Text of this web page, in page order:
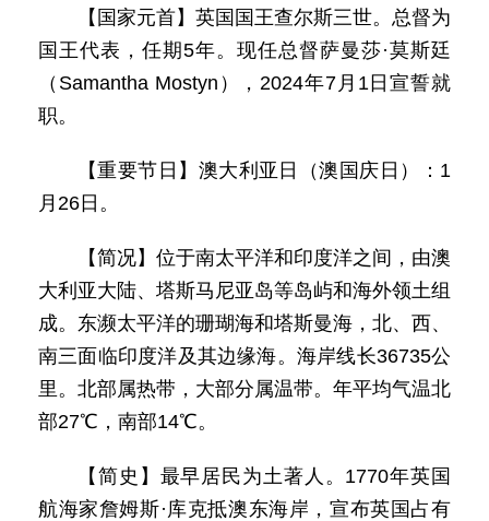
【国家元首】英国国王查尔斯三世。总督为
国王代表，任期5年。现任总督萨曼莎·莫斯廷
（Samantha Mostyn），2024年7月1日宣誓就
职。
【重要节日】澳大利亚日（澳国庆日）：1
月26日。
【简况】位于南太平洋和印度洋之间，由澳
大利亚大陆、塔斯马尼亚岛等岛屿和海外领土组
成。东濒太平洋的珊瑚海和塔斯曼海，北、西、
南三面临印度洋及其边缘海。海岸线长36735公
里。北部属热带，大部分属温带。年平均气温北
部27℃，南部14℃。
【简史】最早居民为土著人。1770年英国
航海家詹姆斯·库克抵澳东海岸，宣布英国占有